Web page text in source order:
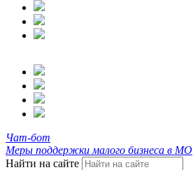
Чат-бот
Меры поддержки малого бизнеса в МО
Найти на сайте